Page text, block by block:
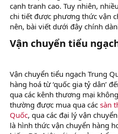
cạnh tranh cao. Tuy nhiên,
chi tiết được phương thức vận
nên, bài viết dưới đây chính
Vận chuyển tiểu
Vận chuyển tiểu ngạch Trung
hàng hoá từ ‘quốc gia tỷ dân’
qua các kênh thương mại
thường được mua qua các sàn
Quốc, qua các đại lý vận
là hình thức vận chuyển hàng